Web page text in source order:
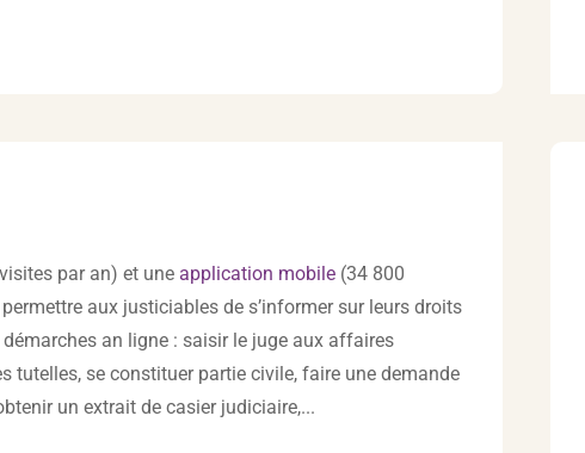
par an) et une application mobile (34 800
aux justiciables de s’informer sur leurs droits
démarches an ligne : saisir le juge aux affaires
tutelles, se constituer partie civile, faire une demande
un extrait de casier judiciaire,...